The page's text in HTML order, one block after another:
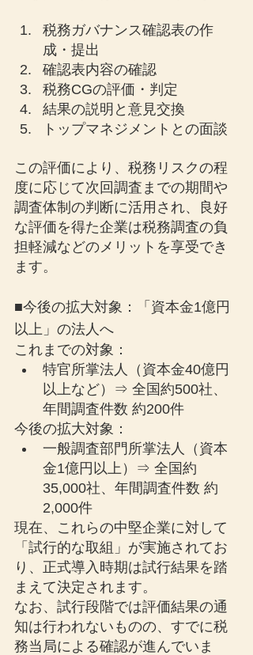
税務ガバナンス確認表の作
成・提出
確認表内容の確認
税務CGの評価・判定
結果の説明と意見交換
トップマネジメントとの面談
この評価により、税務リスクの程
度に応じて次回調査までの期間や
調査体制の判断に活用され、良好
な評価を得た企業は税務調査の負
担軽減などのメリットを享受でき
ます。
■今後の拡大対象：「資本金1億円
以上」の法人へ
これまでの対象：
特官所掌法人（資本金40億円
以上など）⇒ 全国約500社、
年間調査件数 約200件
今後の拡大対象：
一般調査部門所掌法人（資本
金1億円以上）⇒ 全国約
35,000社、年間調査件数 約
2,000件
現在、これらの中堅企業に対して
「試行的な取組」が実施されてお
り、正式導入時期は試行結果を踏
まえて決定されます。
なお、試行段階では評価結果の通
知は行われないものの、すでに税
務当局による確認が進んでいま